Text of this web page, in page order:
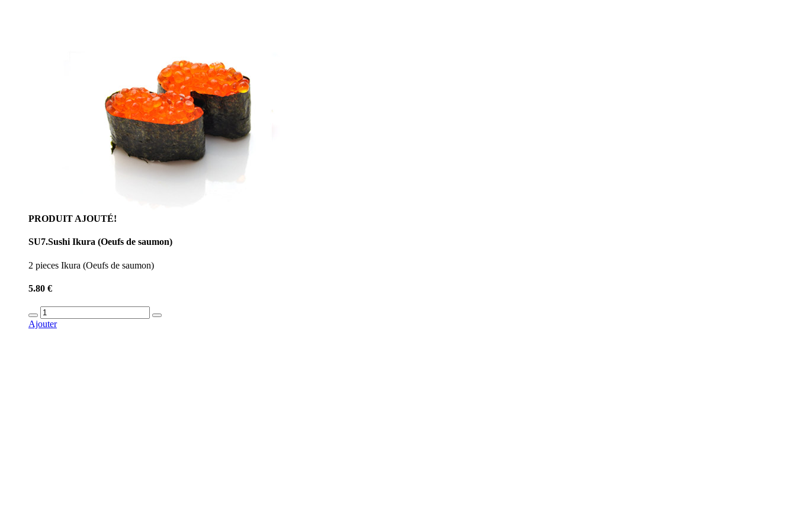
PRODUIT AJOUTÉ!
SU7.Sushi Ikura (Oeufs de saumon)
2 pieces Ikura (Oeufs de saumon)
5.80 €
Ajouter